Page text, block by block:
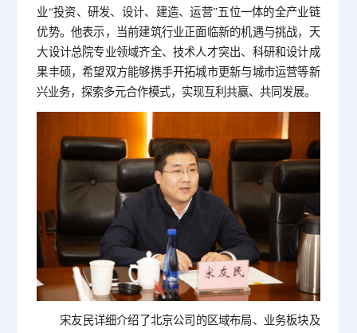
业“投资、研发、设计、建造、运营”五位一体的全产业链
优势。他表示，当前建筑行业正面临新的机遇与挑战，天
大设计总院专业领域齐全、技术人才突出、科研和设计成
果丰硕，希望双方能够携手开拓城市更新与城市运营等新
兴业务，探索多元合作模式，实现互利共赢、共同发展。
宋友民详细介绍了北京公司的区域布局、业务板块及